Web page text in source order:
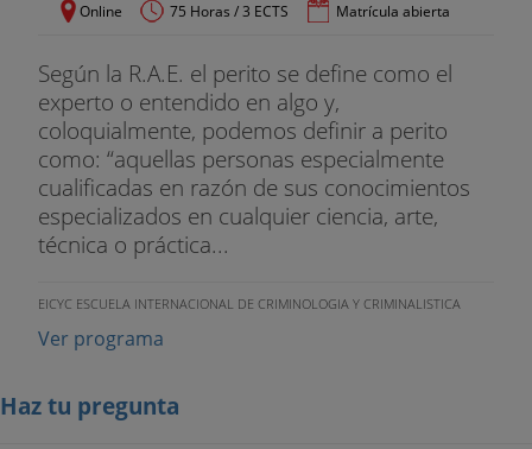
Online 75 Horas / 3 ECTS Matrícula abierta
Según la R.A.E. el perito se define como el
experto o entendido en algo y,
coloquialmente, podemos definir a perito
como: “aquellas personas especialmente
cualificadas en razón de sus conocimientos
especializados en cualquier ciencia, arte,
técnica o práctica...
EICYC ESCUELA INTERNACIONAL DE CRIMINOLOGIA Y CRIMINALISTICA
Ver programa
Haz tu pregunta